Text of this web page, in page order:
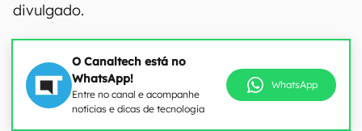
divulgado.
O Canaltech está no
WhatsApp!
Entre no canal e acompanhe
notícias e dicas de tecnologia
WhatsApp